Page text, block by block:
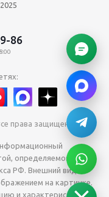
86
права защищены.
определяемой
РФ. Внешний вид
на картинке.
и характеристики